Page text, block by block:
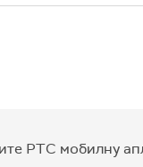
РТС мобилну